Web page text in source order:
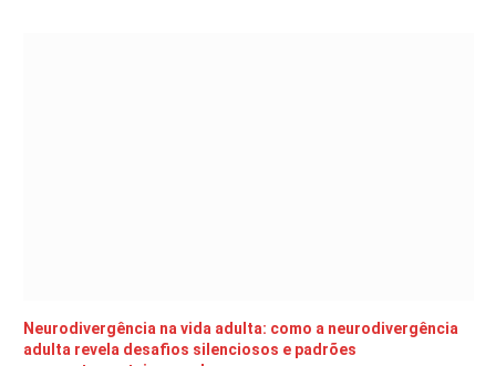
Neurodivergência na vida adulta: como a neurodivergência
adulta revela desafios silenciosos e padrões